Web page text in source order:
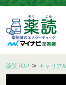
薬読TOP キャリア